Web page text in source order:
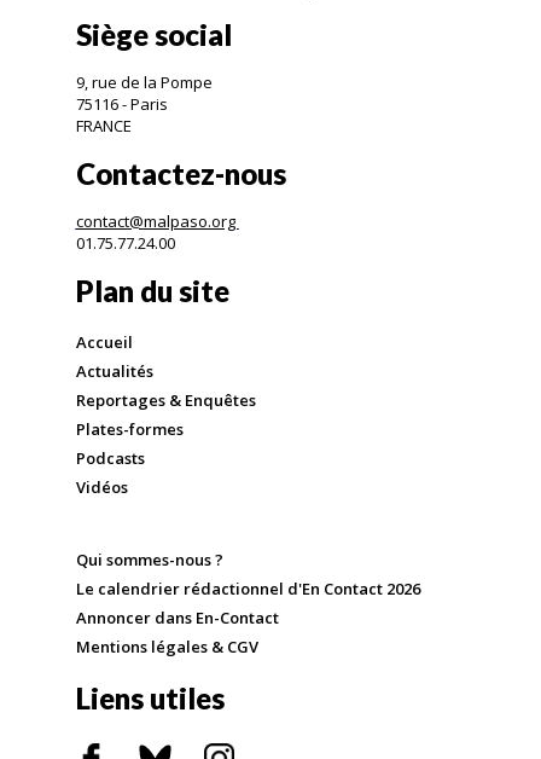
Siège social
9, rue de la Pompe
75116 - Paris
FRANCE
Contactez-nous
contact@malpaso.org
01.75.77.24.00
Plan du site
Accueil
Actualités
Reportages & Enquêtes
Plates-formes
Podcasts
Vidéos
Qui sommes-nous ?
Le calendrier rédactionnel d'En Contact 2026
Annoncer dans En-Contact
Mentions légales & CGV
Liens utiles